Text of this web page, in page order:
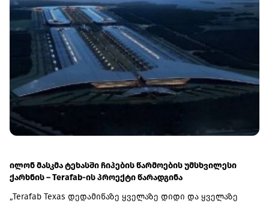
სატრანზიტო ნებართვების გაცემა დროებით შეჩერებული
იყო.სრუტეებით მოძრაობის აღდგენა მნიშვნელოვანია
შავი ზღვის სავაჭრო და ენერგეტიკული ლოგისტიკისთვის,
მათ შორის ნოვოროსიისკის მიმართულებით, სადაც
კასპიის მილსადენის კონსორციუმის ტერმინალი
მდებარეობს. სწორედ ამ მილსადენით ხორციელდება
ყაზახური ნავთობის დიდი ნაწილის ექსპორტი
საერთაშორისო ბაზრებზე.
ილონ მასკმა ტეხასში ჩიპების წარმოების უმსხვილესი
ქარხნის – Terafab-ის პროექტი წარადგინა
„Terafab Texas დედამიწაზე ყველაზე დიდი და ყველაზე